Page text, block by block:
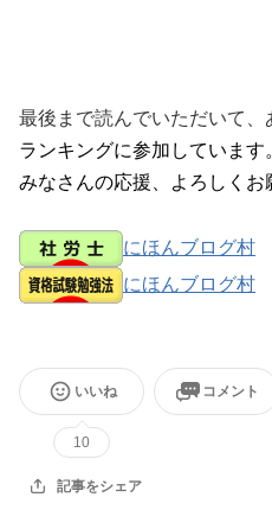
最後まで読んでいただいて、
ランキングに参加しています
みなさんの応援、よろしくお
にほんブログ村
にほんブログ村
いいね
10
コメント
記事をシェア